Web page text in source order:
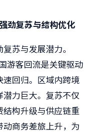
劲复苏与结构优化
苏与发展潜力。
游客回流是关键驱动
回归。区域内跨境
力巨大。复苏不仅
构升级与供应链重
商务差旅上升，为